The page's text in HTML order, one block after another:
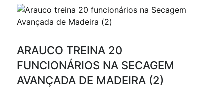
ARAUCO TREINA 20
FUNCIONÁRIOS NA SECAGEM
AVANÇADA DE MADEIRA (2)